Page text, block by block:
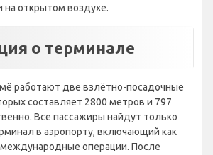
на открытом воздухе.
о терминале
работают две взлётно-посадочные
составляет 2800 метров и 797
Все пассажиры найдут только
в аэропорту, включающий как
международные операции. После